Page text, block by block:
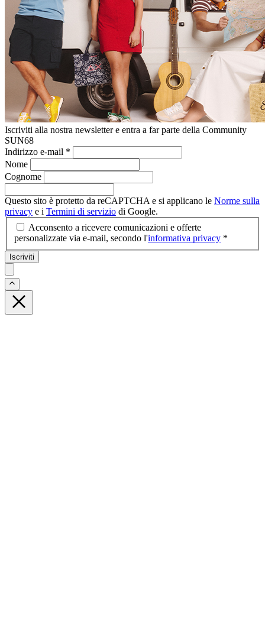
Iscriviti alla nostra newsletter e entra a far parte della Community
SUN68
Indirizzo e-mail *
Nome
Cognome
Questo sito è protetto da reCAPTCHA e si applicano le Norme sulla
privacy e i Termini di servizio di Google.
Acconsento a ricevere comunicazioni e offerte
personalizzate via e-mail, secondo l'informativa privacy *
Iscriviti